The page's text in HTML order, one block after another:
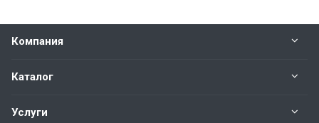
Компания
Каталог
Услуги